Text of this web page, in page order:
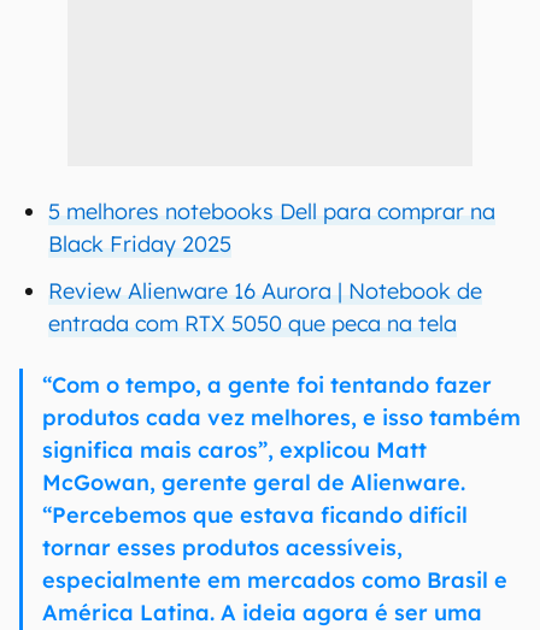
5 melhores notebooks Dell para comprar na
Black Friday 2025
Review Alienware 16 Aurora | Notebook de
entrada com RTX 5050 que peca na tela
“Com o tempo, a gente foi tentando fazer
produtos cada vez melhores, e isso também
significa mais caros”, explicou Matt
McGowan, gerente geral de Alienware.
“Percebemos que estava ficando difícil
tornar esses produtos acessíveis,
especialmente em mercados como Brasil e
América Latina. A ideia agora é ser uma